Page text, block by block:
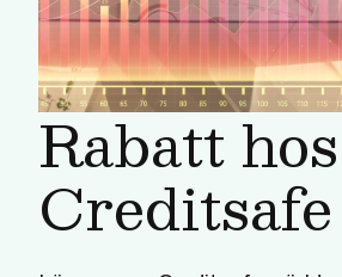
Rabatt hos
Creditsafe